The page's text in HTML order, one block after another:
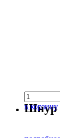
в корзину
Шнур